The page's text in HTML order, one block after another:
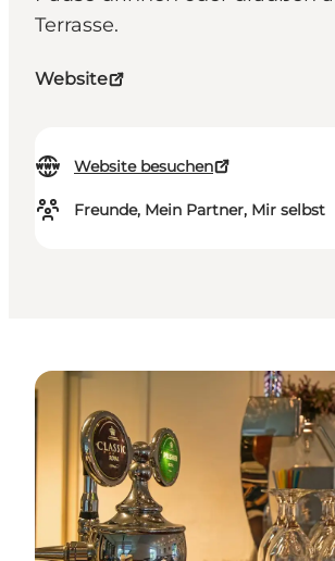
Terrasse.
Website
Website besuchen
Freunde, Mein Partner, Mir selbst